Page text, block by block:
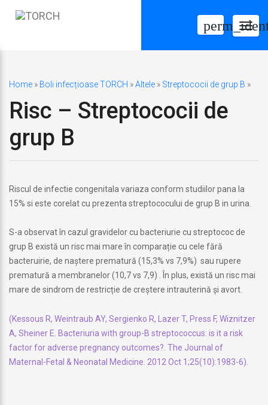
Home » Boli infecțioase TORCH »Altele » Streptococii de grup B »
Risc – Streptococii de
grup B
Riscul de infectie congenitala variaza conform studiilor pana la
15% si este corelat cu prezenta streptococului de grup B in urina.
S-a observat în cazul gravidelor cu bacteriurie cu streptococ de
grup B există un risc mai mare în comparație cu cele fără
bacteruirie, de naștere prematură (15,3% vs 7,9%) sau rupere
prematură a membranelor (10,7 vs 7,9) . În plus, există un risc mai
mare de sindrom de restricție de creștere intrauterină și avort.
(Kessous R, Weintraub AY, Sergienko R, Lazer T, Press F, Wiznitzer
A, Sheiner E. Bacteriuria with group-B streptococcus: is it a risk
factor for adverse pregnancy outcomes?. The Journal of
Maternal-Fetal & Neonatal Medicine. 2012 Oct 1;25(10):1983-6).